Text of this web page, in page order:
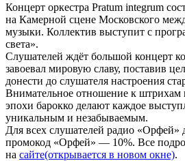
Концерт оркестра Pratum integrum
на Камерной сцене Московского
музыки. Коллектив выступит с
света».
Слушателей ждёт большой концерт
завоевал мировую славу, поставив
донести до слушателя настроения
Внимательное отношение к штрихам
эпохи барокко делают каждое
уникальным и незабываемым.
Для всех слушателей радио «Орфей»
промокод «Орфей» — 10%. Все
на сайте(открывается в новом окне).